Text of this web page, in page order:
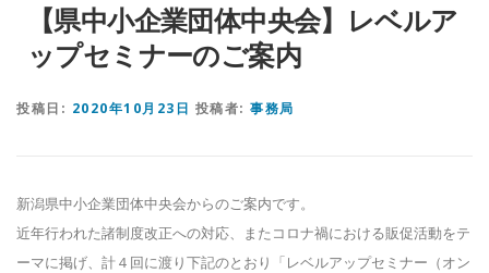
【県中小企業団体中央会】レベルア
ップセミナーのご案内
投稿日: 2020年10月23日 投稿者: 事務局
新潟県中小企業団体中央会からのご案内です。
近年行われた諸制度改正への対応、またコロナ禍における販促活動をテ
ーマに掲げ、計４回に渡り下記のとおり「レベルアップセミナー（オン